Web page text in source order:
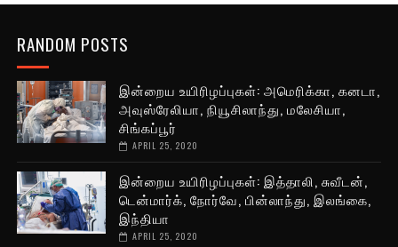
RANDOM POSTS
இன்றைய உயிரிழப்புகள்: அமெரிக்கா, கனடா,
அவுஸ்ரேலியா, நியூசிலாந்து, மலேசியா,
சிங்கப்பூர்
APRIL 25, 2020
இன்றைய உயிரிழப்புகள்: இத்தாலி, சுவீடன்,
டென்மார்க், நோர்வே, பின்லாந்து, இலங்கை,
இந்தியா
APRIL 25, 2020